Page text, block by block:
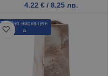
4.22 € / 8.25 лв.
Трайно ниска цен
а